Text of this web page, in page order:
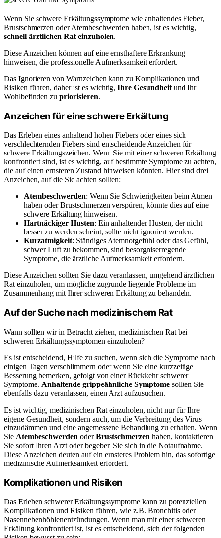
Wenn Sie schwere Erkältungssymptome wie anhaltendes Fieber,
Brustschmerzen oder Atembeschwerden haben, ist es wichtig,
schnell ärztlichen Rat einzuholen.
Diese Anzeichen können auf eine ernsthaftere Erkrankung
hinweisen, die professionelle Aufmerksamkeit erfordert.
Das Ignorieren von Warnzeichen kann zu Komplikationen und
Risiken führen, daher ist es wichtig, Ihre Gesundheit und Ihr
Wohlbefinden zu priorisieren.
Anzeichen für eine schwere Erkältung
Das Erleben eines anhaltend hohen Fiebers oder eines sich
verschlechternden Fiebers sind entscheidende Anzeichen für
schwere Erkältungszeichen. Wenn Sie mit einer schweren Erkältung
konfrontiert sind, ist es wichtig, auf bestimmte Symptome zu achten,
die auf einen ernsteren Zustand hinweisen könnten. Hier sind drei
Anzeichen, auf die Sie achten sollten:
Atembeschwerden: Wenn Sie Schwierigkeiten beim Atmen
haben oder Brustschmerzen verspüren, könnte dies auf eine
schwere Erkältung hinweisen.
Hartnäckiger Husten: Ein anhaltender Husten, der nicht
besser zu werden scheint, sollte nicht ignoriert werden.
Kurzatmigkeit: Ständiges Atemnotgefühl oder das Gefühl,
schwer Luft zu bekommen, sind besorgniserregende
Symptome, die ärztliche Aufmerksamkeit erfordern.
Diese Anzeichen sollten Sie dazu veranlassen, umgehend ärztlichen
Rat einzuholen, um mögliche zugrunde liegende Probleme im
Zusammenhang mit Ihrer schweren Erkältung zu behandeln.
Auf der Suche nach medizinischem Rat
Wann sollten wir in Betracht ziehen, medizinischen Rat bei
schweren Erkältungssymptomen einzuholen?
Es ist entscheidend, Hilfe zu suchen, wenn sich die Symptome nach
einigen Tagen verschlimmern oder wenn Sie eine kurzzeitige
Besserung bemerken, gefolgt von einer Rückkehr schwerer
Symptome. Anhaltende grippeähnliche Symptome sollten Sie
ebenfalls dazu veranlassen, einen Arzt aufzusuchen.
Es ist wichtig, medizinischen Rat einzuholen, nicht nur für Ihre
eigene Gesundheit, sondern auch, um die Verbreitung des Virus
einzudämmen und eine angemessene Behandlung zu erhalten. Wenn
Sie Atembeschwerden oderBrustschmerzen haben, kontaktieren
Sie sofort Ihren Arzt oder begeben Sie sich in die Notaufnahme.
Diese Anzeichen deuten auf ein ernsteres Problem hin, das sofortige
medizinische Aufmerksamkeit erfordert.
Komplikationen und Risiken
Das Erleben schwerer Erkältungssymptome kann zu potenziellen
Komplikationen und Risiken führen, wie z.B. Bronchitis oder
Nasennebenhöhlenentzündungen. Wenn man mit einer schweren
Erkältung konfrontiert ist, ist es entscheidend, sich der folgenden